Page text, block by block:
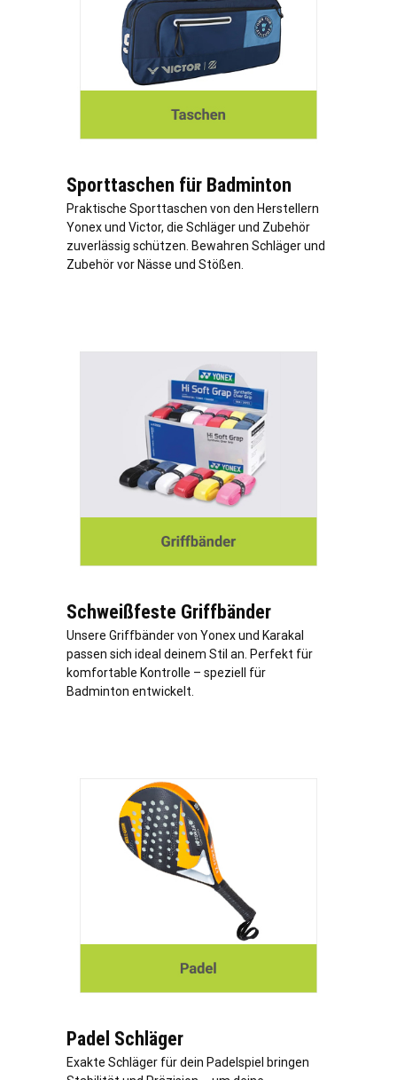
Sporttaschen für Badminton
Praktische Sporttaschen von den Herstellern
Yonex und Victor, die Schläger und Zubehör
zuverlässig schützen. Bewahren Schläger und
Zubehör vor Nässe und Stößen.
Schweißfeste Griffbänder
Unsere Griffbänder von Yonex und Karakal
passen sich ideal deinem Stil an. Perfekt für
komfortable Kontrolle – speziell für
Badminton entwickelt.
Padel Schläger
Exakte Schläger für dein Padelspiel bringen